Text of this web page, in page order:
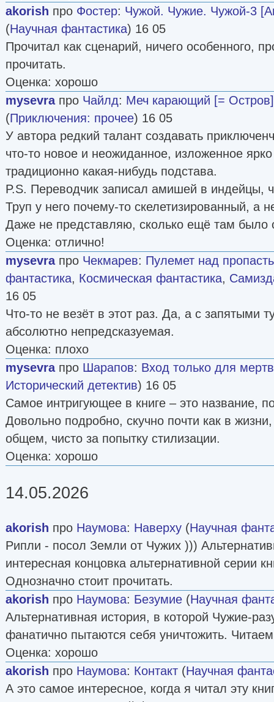
akorish про Фостер: Чужой. Чужие. Чужой-3
(Научная фантастика) 16 05
Прочитал как сценарий, ничего особенного,
прочитать.
Оценка: хорошо
mysevraпро Чайлд: Меч карающий [= Остров]
(Приключения: прочее) 16 05
У автора редкий талант создавать
что-то новое и неожиданное, изложенное
традиционно какая-нибудь подстава.
P.S. Переводчик записал амишей в индейцы,
Труп у него почему-то скелетизированный, а
Даже не представляю, сколько ещё там было
Оценка: отлично!
mysevraпро Чекмарев: Пулемет над
фантастика, Космическая фантастика,
16 05
Что-то не везёт в этот раз. Да, а с запятыми
абсолютно непредсказуемая.
Оценка: плохо
mysevraпро Шарапов: Вход только для
Исторический детектив) 16 05
Самое интригующее в книге – это название,
Довольно подробно, скучно почти как в
общем, чисто за попытку стилизации.
Оценка: хорошо
14.05.2026
akorish про Наумова: Наверху (Научная
Рипли - посол Земли от Чужих )))
интересная концовка альтернативной серии
Однозначно стоит прочитать.
akorish про Наумова: Безумие (Научная
Альтернативная история, в которой Чужие-
фанатично пытаются себя уничтожить.
Оценка: хорошо
akorish про Наумова: Контакт (Научная
А это самое интересное, когда я читал эту